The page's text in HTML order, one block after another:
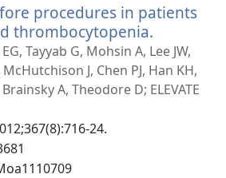
procedures in patients
thrombocytopenia.
开
新
窗
Tayyab G, Mohsin A, Lee JW,
J, Chen PJ, Han KH,
A, Theodore D; ELEVATE
24.